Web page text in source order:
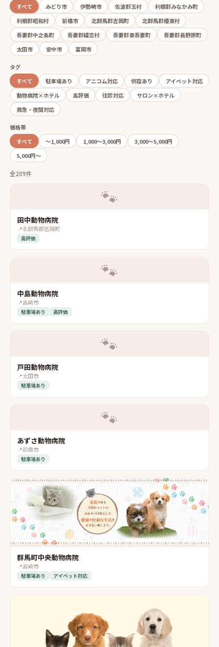
すべて
みどり市 伊勢崎市 佐波郡玉村
利根郡みなかみ町
利根郡昭和村
前橋市 北群馬郡吉岡町
北群馬郡榛東村
吾妻郡中之条町
吾妻郡嬬恋村 吾妻郡東吾妻町
吾妻郡長野原町
太田市
安中市 富岡市
タグ
すべて
駐車場あり アニコム対応 併設あり
アイペット対応
動物病院×ホテル
高評価 往診対応
サロン×ホテル
救急・夜間対応
価格帯
すべて
〜1,000円 1,000〜3,000円
3,000〜5,000円
5,000円〜
全209件
🐾
田中動物病院
📍北群馬郡吉岡町
高評価
🐾
中島動物病院
📍高崎市
駐車場あり 高評価
🐾
戸田動物病院
📍太田市
駐車場あり
🐾
あずさ動物病院
📍前橋市
駐車場あり
群馬町中央動物病院
📍高崎市
駐車場あり アイペット対応